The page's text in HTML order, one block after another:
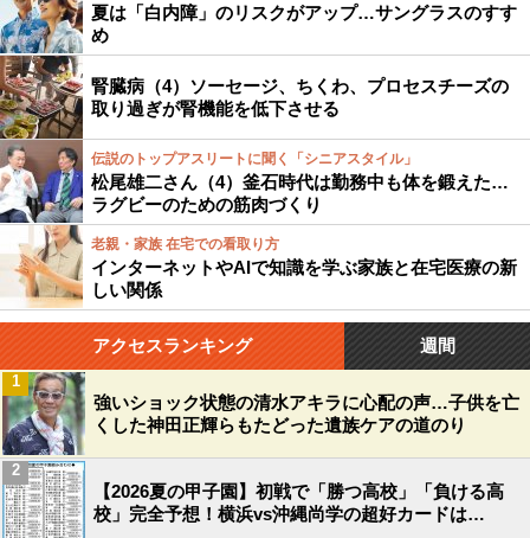
夏は「白内障」のリスクがアップ…サングラスのすす
め
腎臓病（4）ソーセージ、ちくわ、プロセスチーズの
取り過ぎが腎機能を低下させる
伝説のトップアスリートに聞く「シニアスタイル」
松尾雄二さん（4）釜石時代は勤務中も体を鍛えた…
ラグビーのための筋肉づくり
老親・家族 在宅での看取り方
インターネットやAIで知識を学ぶ家族と在宅医療の新
しい関係
アクセスランキング 週間
強いショック状態の清水アキラに心配の声…子供を亡
くした神田正輝らもたどった遺族ケアの道のり
1
【2026夏の甲子園】初戦で「勝つ高校」「負ける高
校」完全予想！横浜vs沖縄尚学の超好カードは…
2